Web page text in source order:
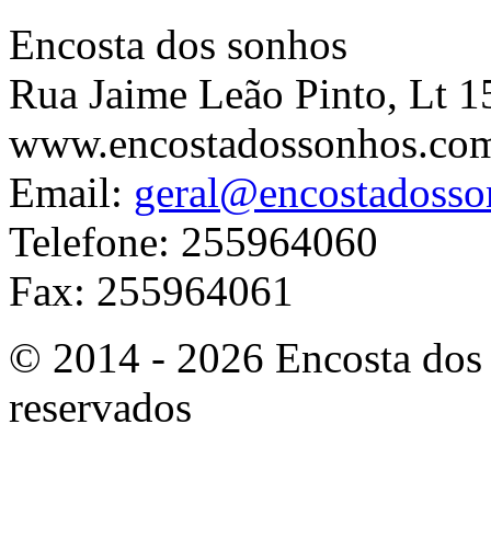
Encosta dos sonhos
Rua Jaime Leão Pinto, Lt
Email:
Telefone: 255964060
Fax: 255964061
© 2014 - 2026 Encosta
reservados